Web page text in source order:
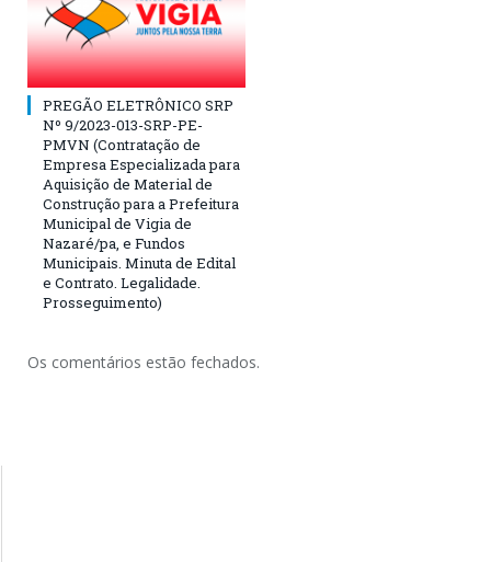
PREGÃO ELETRÔNICO SRP
Nº 9/2023-013-SRP-PE-
PMVN (Contratação de
Empresa Especializada para
Aquisição de Material de
Construção para a Prefeitura
Municipal de Vigia de
Nazaré/pa, e Fundos
Municipais. Minuta de Edital
e Contrato. Legalidade.
Prosseguimento)
Os comentários estão fechados.